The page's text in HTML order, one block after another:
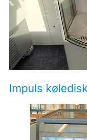
Impuls